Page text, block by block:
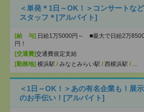
＜単発＊1日～OK！＞コンサートな
スタッフ＊[アルバイト]
[給 与] 日給1万5000円～ ■最大で日給2万
円！
[交通費]交通費規定支給
[勤務地] 横浜駅 / みなとみらい駅 / 西横浜駅 / …
＜1日～OK！＞あの有名企業も！展
のお手伝い！[アルバイト]